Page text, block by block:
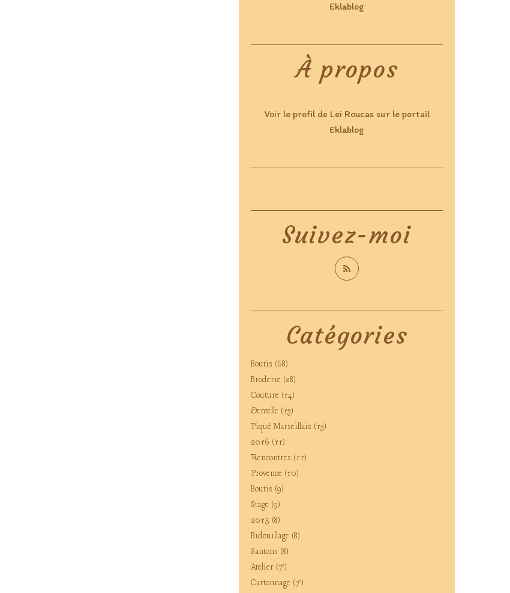
Catégories
Boutis (68)
Broderie (28)
Couture (14)
Dentelle (13)
Piqué Marseillais (13)
2016 (11)
Rencontres (11)
Provence (10)
Boutis (9)
Stage (9)
2015 (8)
Bidouillage (8)
Santons (8)
Atelier (7)
Cartonnage (7)
Eklablog
Suivez-moi
À propos
Voir le profil de Lei Roucassur le portail
Eklablog